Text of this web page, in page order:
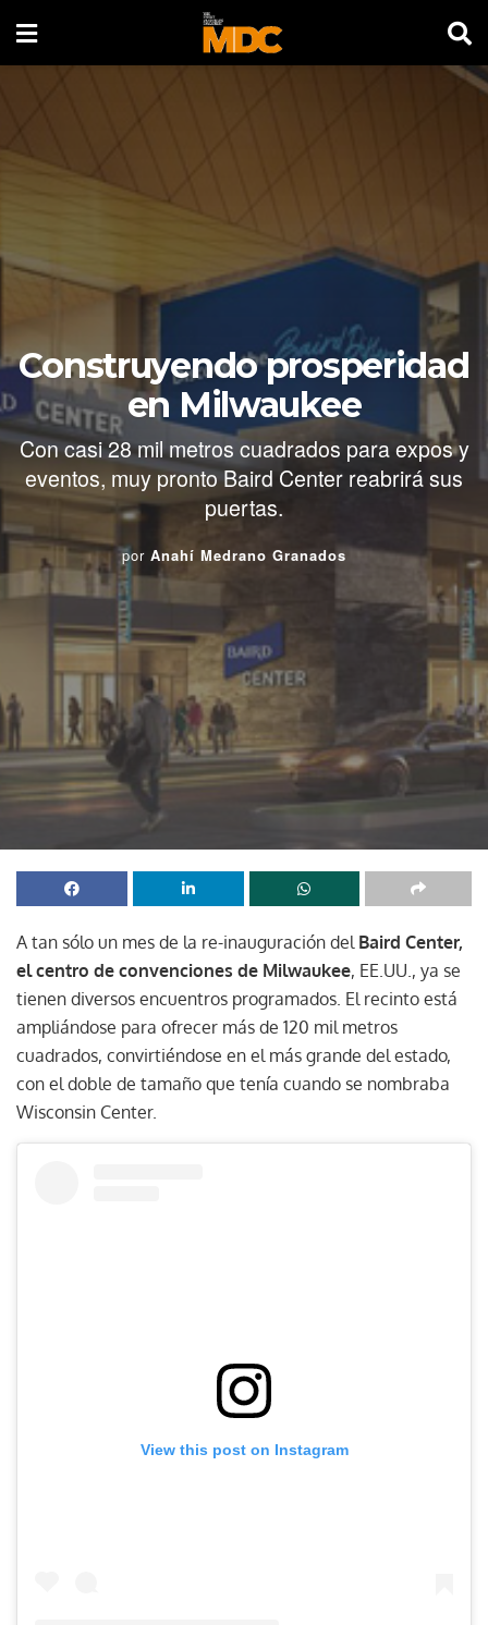
Construyendo prosperidad
en Milwaukee
Con casi 28 mil metros cuadrados para expos y
eventos, muy pronto Baird Center reabrirá sus
puertas.
por Anahí Medrano Granados
A tan sólo un mes de la re-inauguración del Baird Center,
el centro de convenciones de Milwaukee, EE.UU., ya se
tienen diversos encuentros programados. El recinto está
ampliándose para ofrecer más de 120 mil metros
cuadrados, convirtiéndose en el más grande del estado,
con el doble de tamaño que tenía cuando se nombraba
Wisconsin Center.
View this post on Instagram